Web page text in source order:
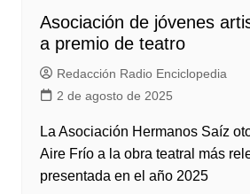
Asociación de jóvenes
a premio de teatro
Redacción Radio Enciclopedia
2 de agosto de 2025
La Asociación Hermanos Saíz
Aire Frío a la obra teatral más
presentada en el año 2025